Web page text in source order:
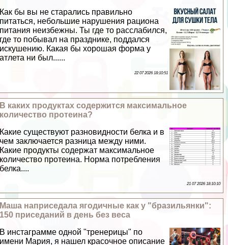
Как бы вы не старались правильно
питаться, небольшие нарушения рациона
питания неизбежны. Ты где то расслабился,
где то побывал на празднике, поддался
искушению. Какая бы хорошая форма у
атлета ни был......
22 07 2026 18:10:51
В каких продуктах содержится максимальное
количество протеина?
Какие существуют разновидности белка и в
чем заключается разница между ними.
Какие продукты содержат максимальное
количество протеина. Норма потрeбления
белка....
21 07 2026 18:10:10
Маша наприседала ягодичные как у "бразильянки":
150 приседаний в день без веса
В инстаграмме одной "тренерицы" по
имени Мария, я нашел красочное описание